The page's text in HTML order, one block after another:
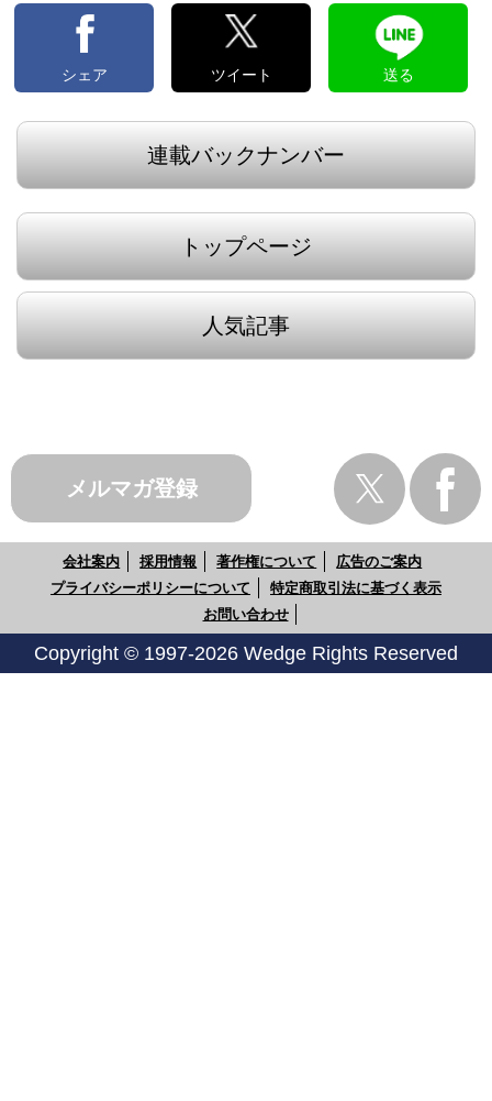
シェア ツイート 送る
連載バックナンバー
トップページ
人気記事
メルマガ登録
会社案内 採用情報 著作権について
広告のご案内
プライバシーポリシーについて
特定商取引法に基づく表示
お問い合わせ
Copyright © 1997-2026 Wedge Rights Reserved